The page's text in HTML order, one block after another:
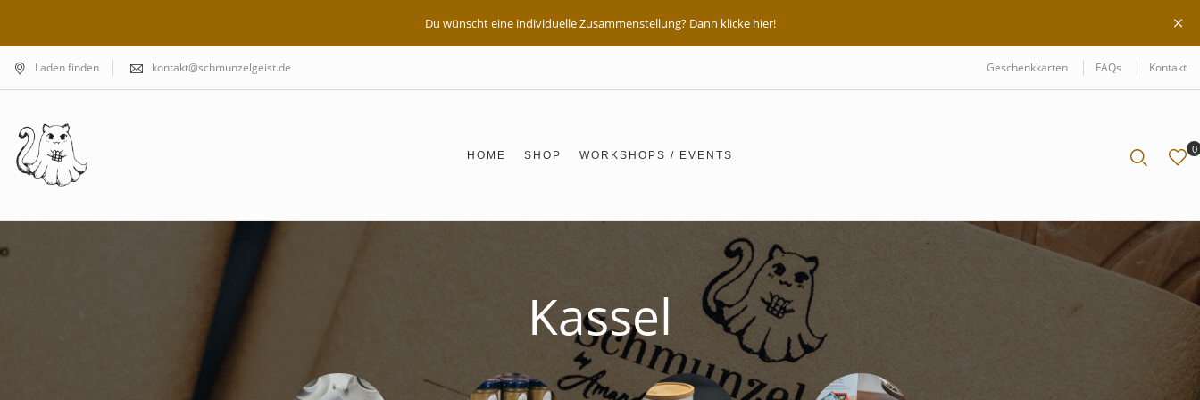
Du wünscht eine individuelle Zusammenstellung? Dann klicke hier!
Laden finden kontakt@schmunzelgeist.de Geschenkkarten FAQs Kontakt
HOME SHOP WORKSHOPS / EVENTS 0
Kassel